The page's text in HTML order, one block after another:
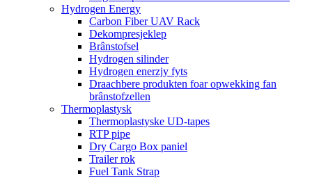
Hydrogen Energy
Carbon Fiber UAV Rack
Dekompresjeklep
Brânstofsel
Hydrogen silinder
Hydrogen enerzjy fyts
Draachbere produkten foar opwekking fan
brânstofzellen
Thermoplastysk
Thermoplastyske UD-tapes
RTP pipe
Dry Cargo Box paniel
Trailer rok
Fuel Tank Strap